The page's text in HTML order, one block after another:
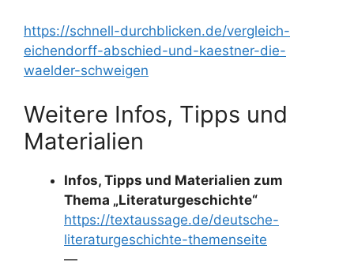
https://schnell-durchblicken.de/vergleich-
eichendorff-abschied-und-kaestner-die-
waelder-schweigen
Weitere Infos, Tipps und
Materialien
Infos, Tipps und Materialien zum
Thema „Literaturgeschichte“
https://textaussage.de/deutsche-
literaturgeschichte-themenseite
—